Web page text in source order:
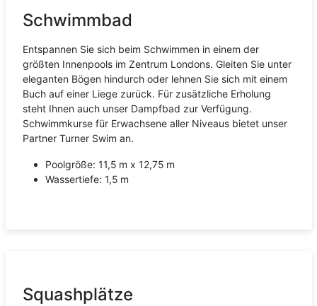
Schwimmbad
Entspannen Sie sich beim Schwimmen in einem der
größten Innenpools im Zentrum Londons. Gleiten Sie unter
eleganten Bögen hindurch oder lehnen Sie sich mit einem
Buch auf einer Liege zurück. Für zusätzliche Erholung
steht Ihnen auch unser Dampfbad zur Verfügung.
Schwimmkurse für Erwachsene aller Niveaus bietet unser
Partner Turner Swim an.
Poolgröße: 11,5 m x 12,75 m
Wassertiefe: 1,5 m
Squashplätze